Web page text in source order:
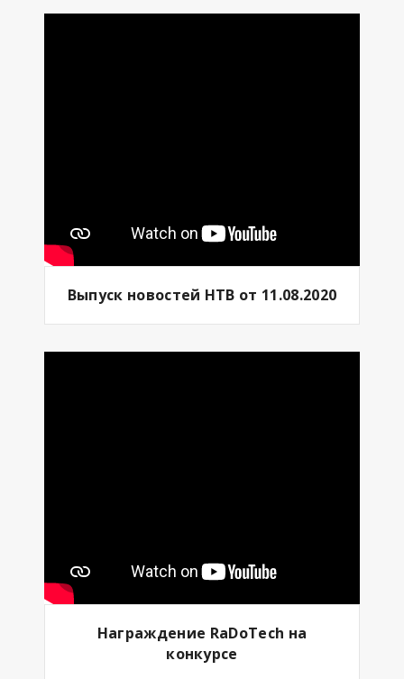
Выпуск новостей НТВ от 11.08.2020
Награждение RaDoTech на
конкурсе